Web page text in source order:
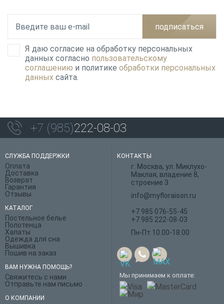
подписаться
Я даю согласие на обработку персональных
данных согласно пользовательскому
соглашению и политике обработки персональных
данных сайта.
+7 (985)222-08-03
СЛУЖБА ПОДДЕРЖКИ
Оплата
Доставка
Возврат
Гарантия
Отзывы
КАТАЛОГ
Постельное белье
Полотенца
Халаты
Одежда для сна
Вышивка
Пошив на заказ
ВАМ НУЖНА ПОМОЩЬ?
Свяжитесь с нами
Отправьте нам письмо
О КОМПАНИИ
КОНТАКТЫ
г. Москва, ул. Миклухо-
Маклая, владение 8,
строение 3
info@myfloraison.ru
+7 985 076-55-45
+7 985 222-08-03
Пн-Пт 10.00-18.00
Мы принимаем к оплате: